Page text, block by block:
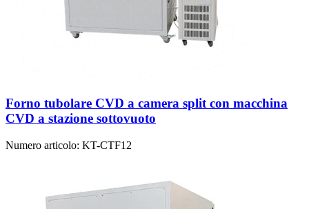
Forno tubolare CVD a camera split con macchina
CVD a stazione sottovuoto
Numero articolo: KT-CTF12